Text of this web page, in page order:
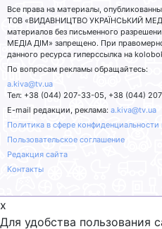
Все права на материалы,
ТОВ «ВИДАВНИЦТВО УКРАЇНСЬКИЙ
материалов без письменного
МЕДІА ДІМ» запрещено. При
данного ресурса гиперссылка на
По вопросам рекламы обращайтесь:
a.kiva@tv.ua
Тел: +38 (044) 207-33-05, +38 (044)
E-mail редакции, реклама: a.kiva@tv.ua
Политика в сфере
Пользовательское соглашение
Редакция сайта
Контакты
x
Для удобства пользования